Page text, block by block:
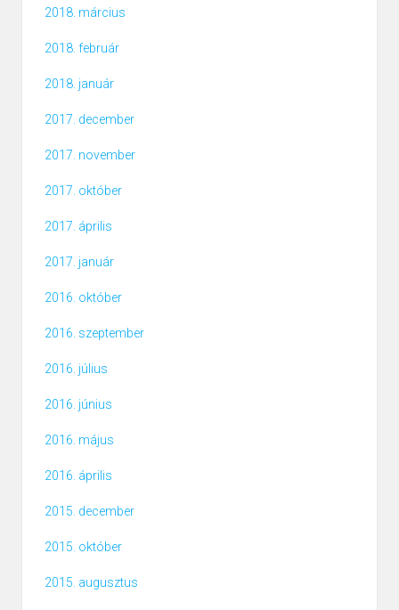
2018. március
2018. február
2018. január
2017. december
2017. november
2017. október
2017. április
2017. január
2016. október
2016. szeptember
2016. július
2016. június
2016. május
2016. április
2015. december
2015. október
2015. augusztus